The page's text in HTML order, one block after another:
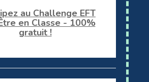
au Challenge EFT
en Classe - 100%
gratuit !